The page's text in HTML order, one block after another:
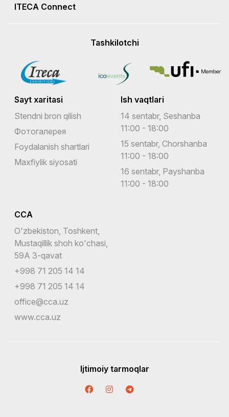
ITECA Connect
Tashkilotchi
Sayt xaritasi
Stendni bron qilish
Фотогалерея
Foydalanish shartlari
Maxfiylik siyosati
Ish vaqtlari
14 sentabr, Seshanba
11:00 - 18:00
15 sentabr, Chorshanba
11:00 - 18:00
16 sentabr, Payshanba
11:00 - 18:00
CCA
O'zbekiston, Toshkent,
Mustaqillik shoh ko'chasi,
59A 3-qavat
+998 71 205 14 14
+998 71 205 14 14
office@cca.uz
www.cca.uz
Ijtimoiy tarmoqlar